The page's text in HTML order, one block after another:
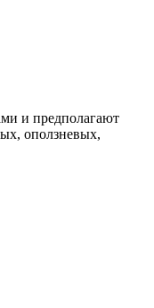
и предполагают
оползневых,